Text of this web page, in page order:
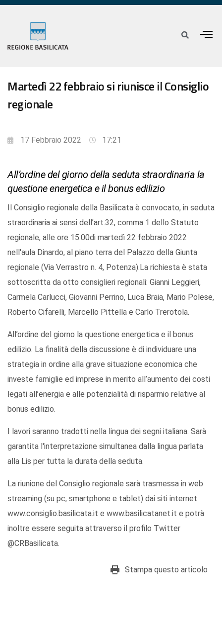
Martedì 22 febbraio si riunisce il Consiglio
regionale
17 Febbraio 2022 17:21
All’ordine del giorno della seduta straordinaria la
questione energetica e il bonus edilizio
Il Consiglio regionale della Basilicata è convocato, in seduta
straordinaria ai sensi dell’art.32, comma 1 dello Statuto
regionale, alle ore 15.00di martedì 22 febbraio 2022
nell'aula Dinardo, al piano terra del Palazzo della Giunta
regionale (Via Verrastro n. 4, Potenza).La richiesta è stata
sottoscritta da otto consiglieri regionali: Gianni Leggieri,
Carmela Carlucci, Giovanni Perrino, Luca Braia, Mario Polese,
Roberto Cifarelli, Marcello Pittella e Carlo Trerotola.
All’ordine del giorno la questione energetica e il bonus
edilizio. La finalità della discussione è di individuare una
strategia in ordine alla grave situazione economica che
investe famiglie ed imprese in merito all’aumento dei costi
legati all’energia e alle potenzialità di risparmio relative al
bonus edilizio.
I lavori saranno tradotti nella lingua dei segni italiana. Sarà
garantita l'interpretazione simultanea dalla lingua parlata
alla Lis per tutta la durata della seduta.
La riunione del Consiglio regionale sarà trasmessa in web
streaming (su pc, smartphone e tablet) dai siti internet
www.consiglio.basilicata.it e www.basilicatanet.it e potrà
inoltre essere seguita attraverso il profilo Twitter
@CRBasilicata.
Stampa questo articolo